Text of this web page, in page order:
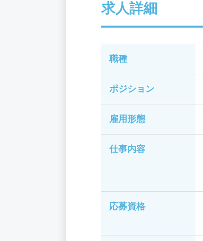
求人詳細
職種
ポジション
雇用形態
仕事内容
応募資格